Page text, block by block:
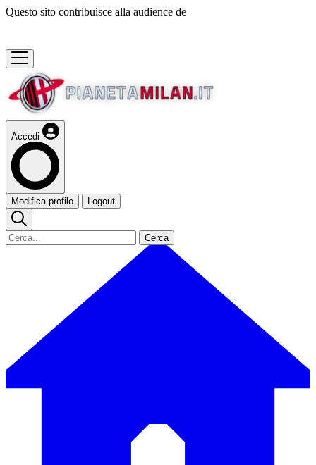
Questo sito contribuisce alla audience de
Accedi
Modifica profilo Logout
Cerca